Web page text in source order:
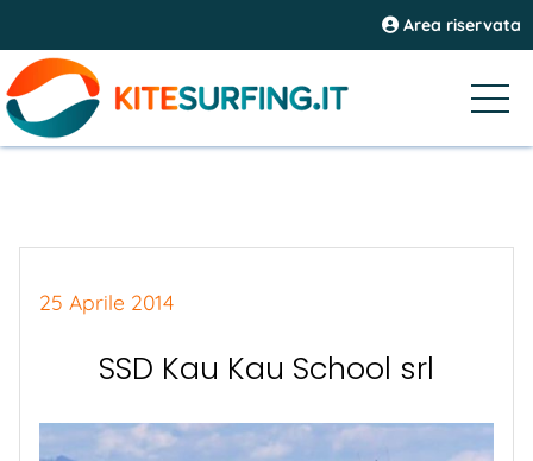
Area riservata
25 Aprile 2014
SSD Kau Kau School srl